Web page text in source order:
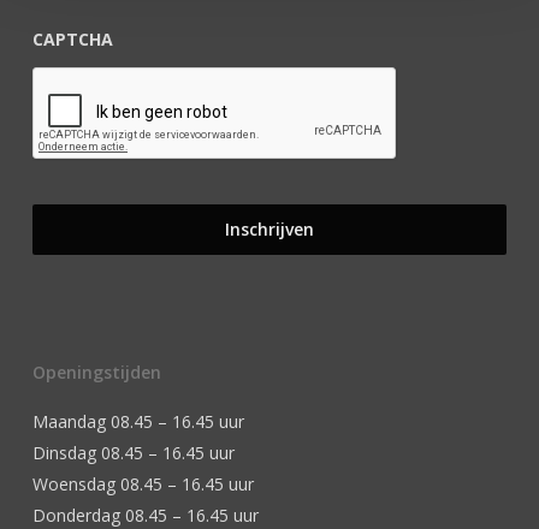
CAPTCHA
Openingstijden
Maandag 08.45 – 16.45 uur
Dinsdag 08.45 – 16.45 uur
Woensdag 08.45 – 16.45 uur
Donderdag 08.45 – 16.45 uur